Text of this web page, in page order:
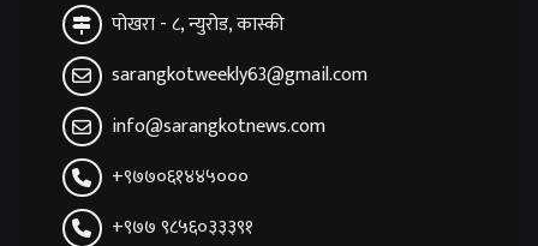
पोखरा - ८, न्युरोड, कास्की
sarangkotweekly63@gmail.com
info@sarangkotnews.com
+९७७०६१४४५०००
+९७७ ९८५६०३३३९१